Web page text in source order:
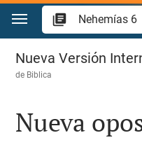
Ir a un contenido
Nehemías 6
Nueva Versión
de Biblica
Nueva